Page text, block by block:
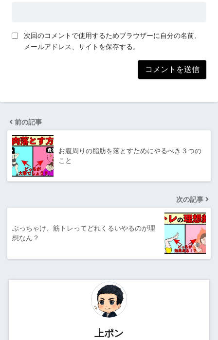
次回のコメントで使用するためブラウザーに自分の名前、
メールアドレス、サイトを保存する。
前の記事
お腹周りの脂肪を落とすためにやるべき３つの
こと
次の記事
ぶっちゃけ、筋トレってどれくるいやるのが理
想なん？
上ポン